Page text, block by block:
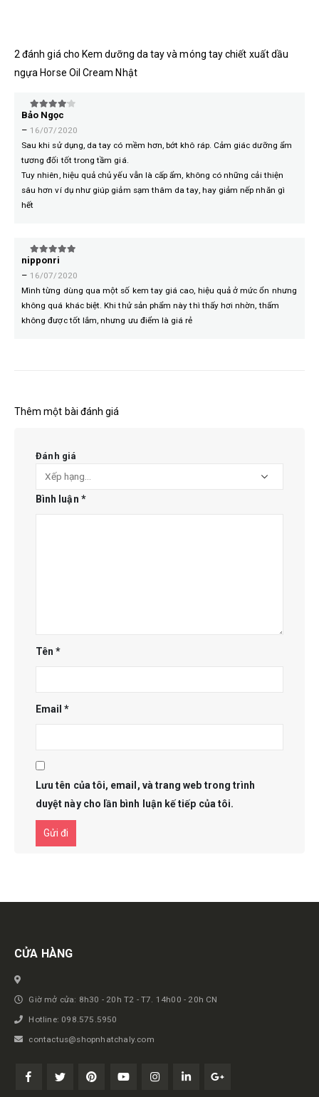
2 đánh giá cho Kem dưỡng da tay và móng tay chiết xuất dầu
ngựa Horse Oil Cream Nhật
4trên 5
Bảo Ngọc
– 16/07/2020
Sau khi sử dụng, da tay có mềm hơn, bớt khô ráp. Cảm giác dưỡng ẩm
tương đối tốt trong tầm giá.
Tuy nhiên, hiệu quả chủ yếu vẫn là cấp ẩm, không có những cải thiện
sâu hơn ví dụ như giúp giảm sạm thâm da tay, hay giảm nếp nhăn gì
hết
5trên 5
nipponri
– 16/07/2020
Mình từng dùng qua một số kem tay giá cao, hiệu quả ở mức ổn nhưng
không quá khác biệt. Khi thử sản phẩm này thì thấy hơi nhờn, thấm
không được tốt lắm, nhưng ưu điểm là giá rẻ
Thêm một bài đánh giá
Đánh giá
Bình luận *
Tên*
Email*
Lưu tên của tôi, email, và trang web trong trình
duyệt này cho lần bình luận kế tiếp của tôi.
Get in touch
CỬA HÀNG
Giờ mở cửa: 8h30 - 20h T2 - T7. 14h00 - 20h CN
Hotline: 098.575.5950
contactus@shopnhatchaly.com